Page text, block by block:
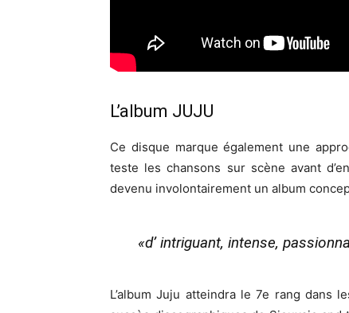
L’album JUJU
Ce disque marque également une
teste les chansons sur scène avant
devenu involontairement un album
«d’ intriguant, intense,
L’album Juju atteindra le 7e rang dans